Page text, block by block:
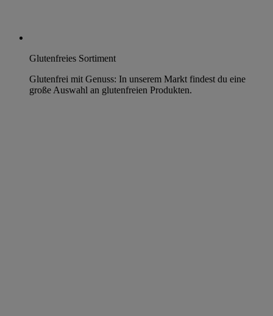
Glutenfreies Sortiment
Glutenfrei mit Genuss: In unserem Markt findest du eine
große Auswahl an glutenfreien Produkten.